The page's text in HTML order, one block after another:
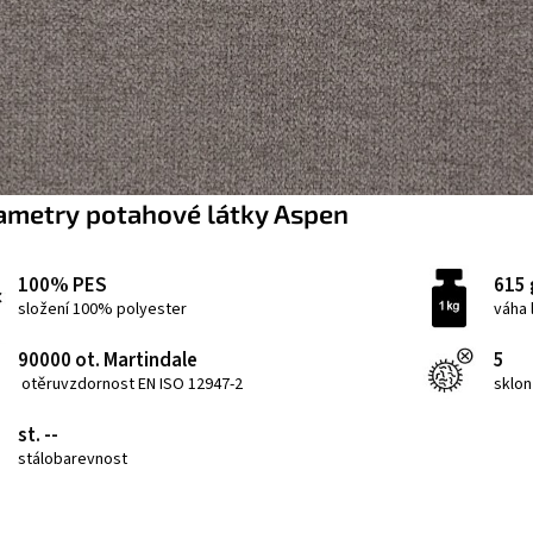
potahové látky Aspen
100% PES
složení 100% polyester
615
90000 ot. Martindale
otěruvzdornost EN ISO 12947-2
5
st. --
stálobarevnost